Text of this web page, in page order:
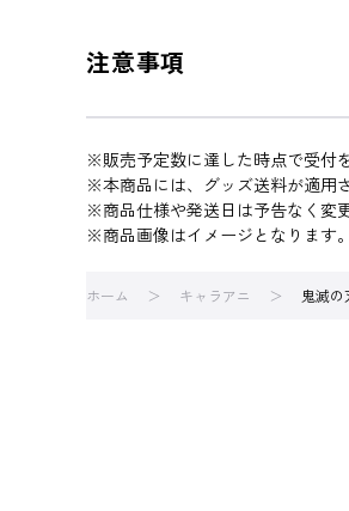
注意事項
※販売予定数に達した時点で受付
※本商品には、グッズ送料が適用
※商品仕様や発送日は予告なく変
※商品画像はイメージとなります
ホーム キャラアニ 鬼滅